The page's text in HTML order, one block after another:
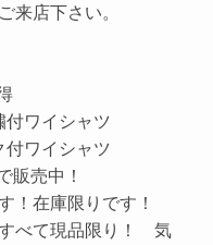
来店下さい。
付ワイシャツ
付ワイシャツ
販売中！
！在庫限りです！
べて現品限り！ 気